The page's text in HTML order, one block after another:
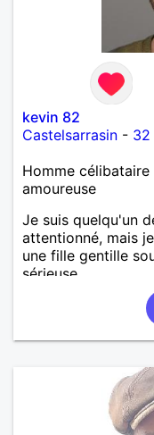
kevin 82
Castelsarrasin - 32
Homme
amoureuse
Je suis quelqu'un
attentionné, mais
une fille gentille
sérieuse.